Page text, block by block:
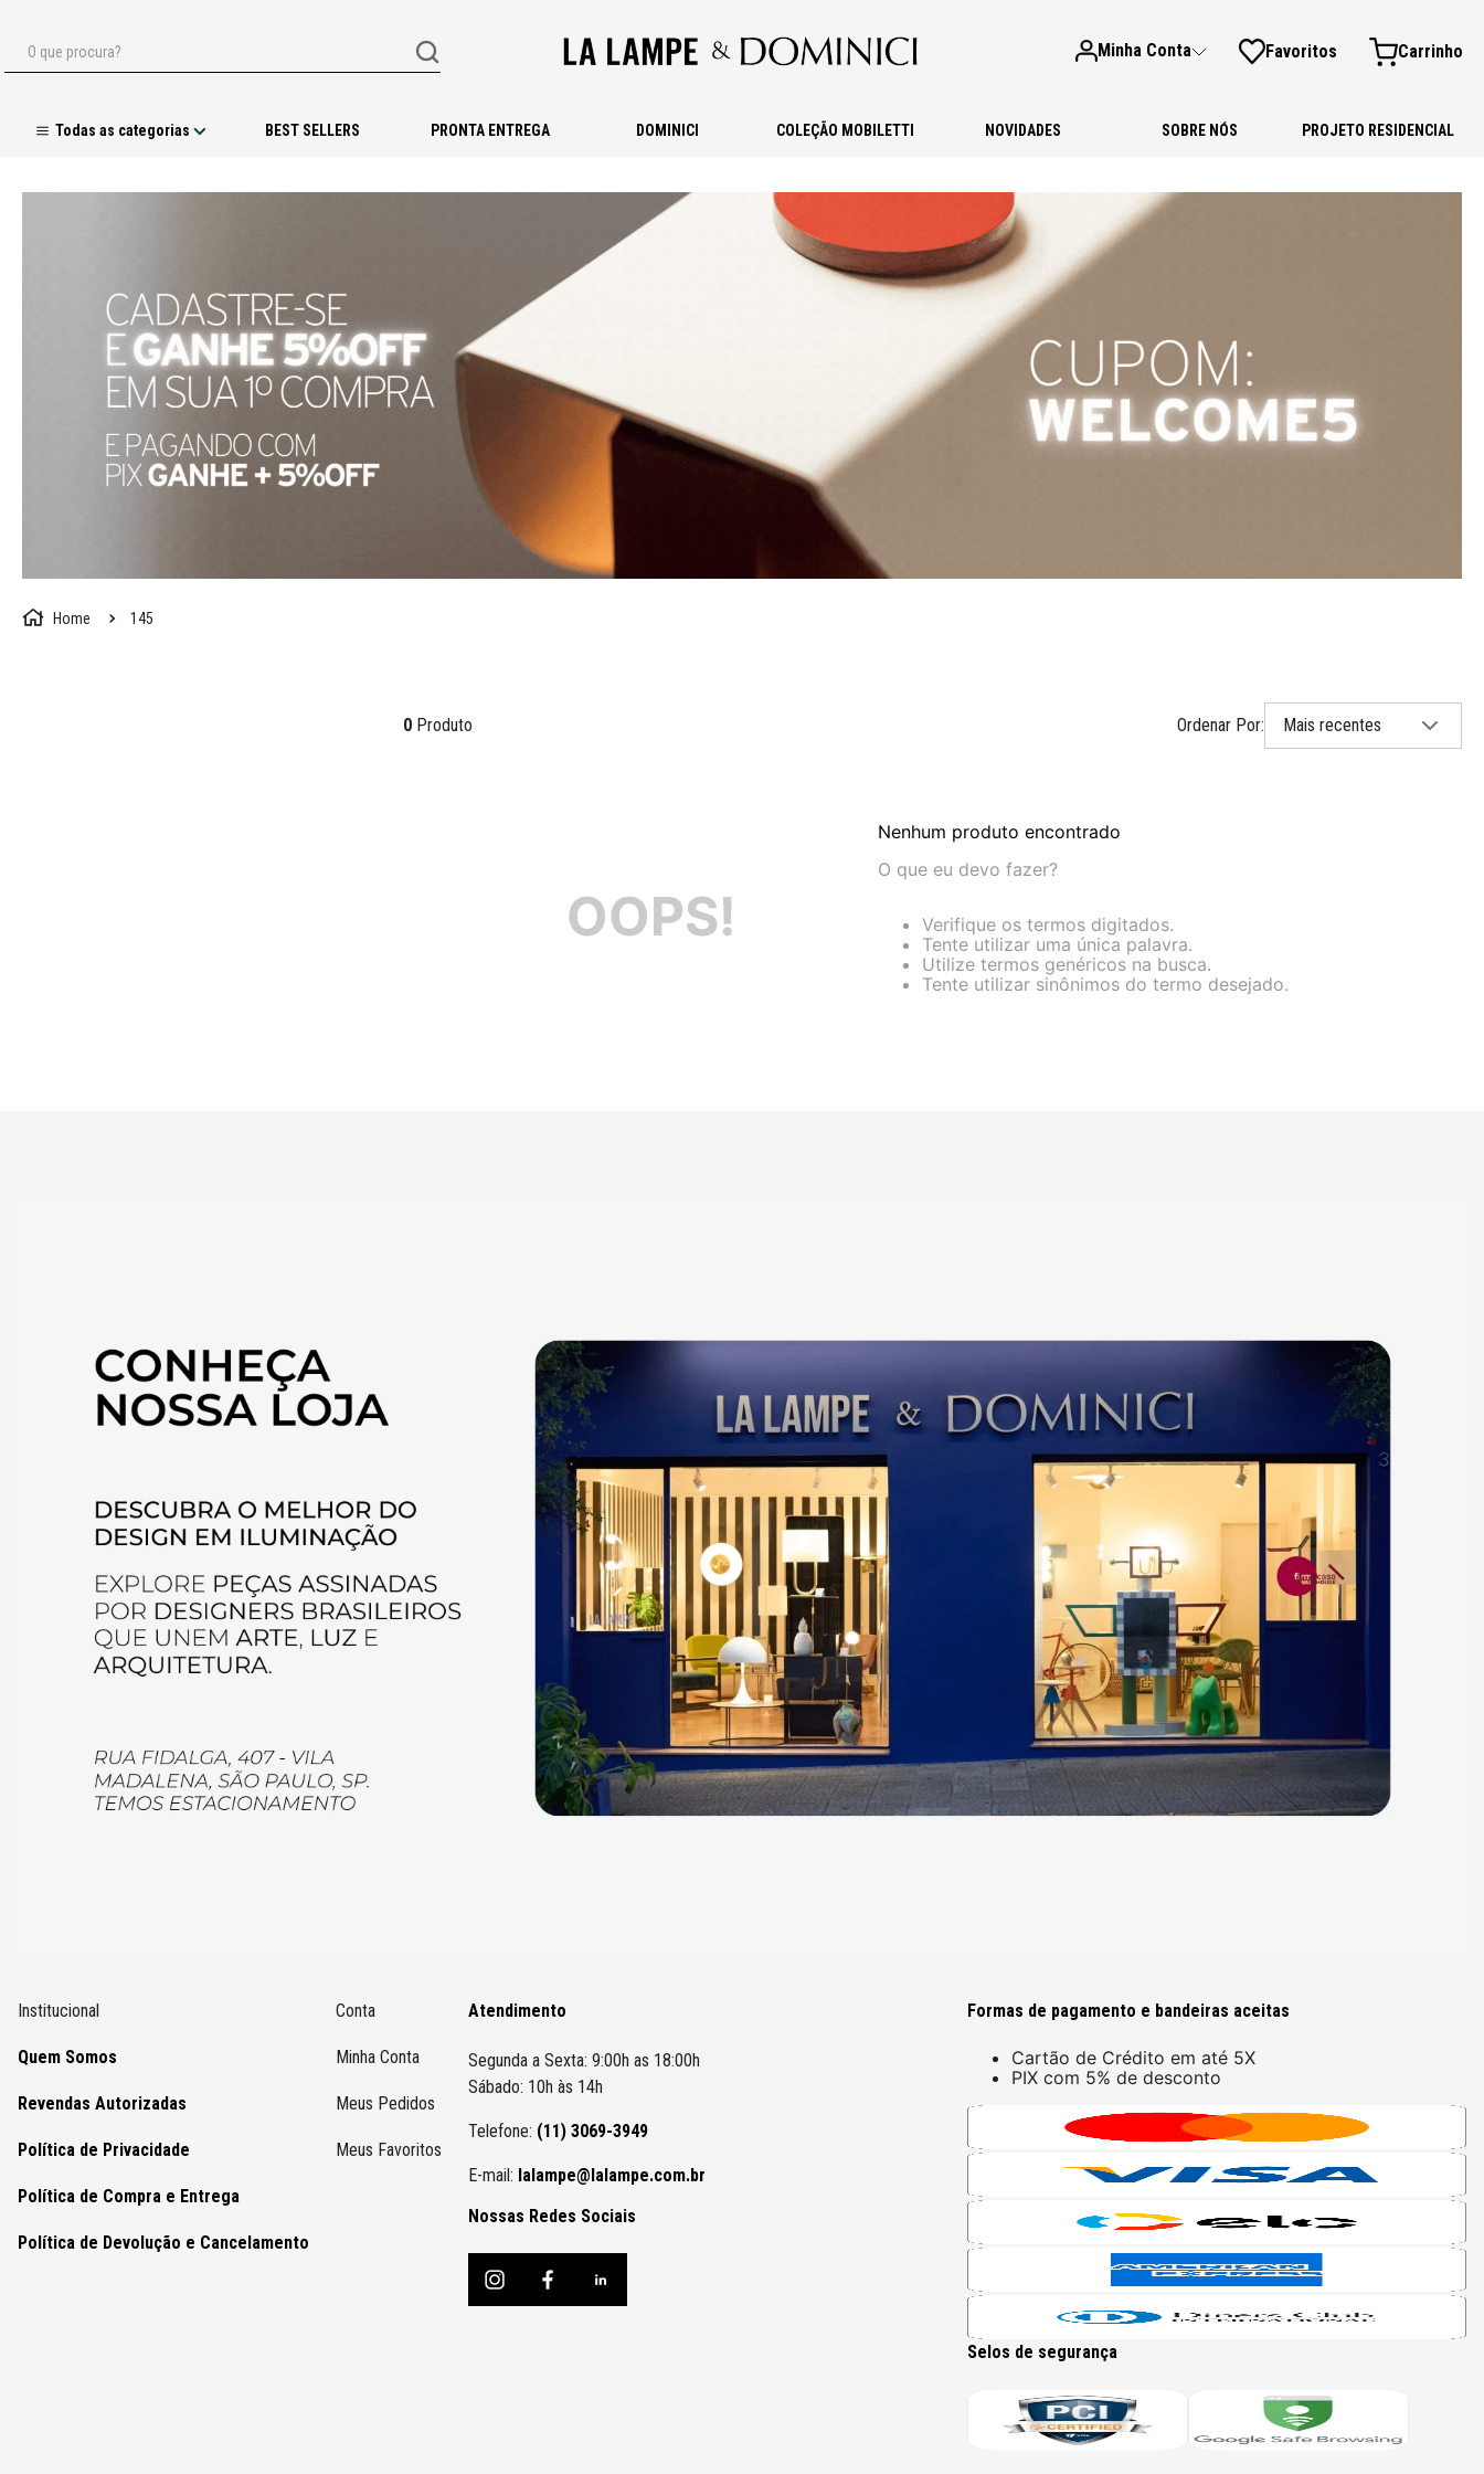
O que procura? Minha Conta Favoritos
BEST SELLERS PRONTA ENTREGA DOMINICI COLEÇÃO MOBILETTI NOVIDADES SOBRE NÓS PROJETO RESIDENCIAL
145
0 Produto Mais recentes
OOPS!
Nenhum produto encontrado
O que eu devo fazer?
Verifique os termos digitados.
Tente utilizar uma única palavra.
Utilize termos genéricos na busca.
Tente utilizar sinônimos do termo desejado.
Institucional
Quem Somos
Revendas Autorizadas
Política de Privacidade
Política de Compra e Entrega
Política de Devolução e Cancelamento
Conta
Minha Conta
Meus Pedidos
Meus Favoritos
Atendimento
Segunda a Sexta: 9:00h as 18:00h
Sábado: 10h às 14h
Telefone: (11) 3069-3949
E-mail: lalampe@lalampe.com.br
Nossas Redes Sociais
Formas de pagamento e bandeiras aceitas
Cartão de Crédito em até 5X
PIX com 5% de desconto
Selos de segurança